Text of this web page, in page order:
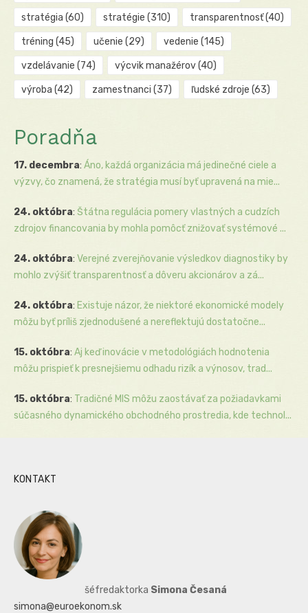
stratégia (60) stratégie (310) transparentnosť(40)
tréning (45) učenie (29) vedenie (145)
vzdelávanie (74) výcvik manažérov(40)
výroba (42) zamestnanci (37) ľudské zdroje (63)
Poradňa
17. decembra: Áno, každá organizácia má jedinečné ciele a
výzvy, čo znamená, že stratégia musí byť upravená na mie...
24. októbra: Štátna regulácia pomery vlastných a cudzích
zdrojov financovania by mohla pomôcť znižovať systémové ...
24. októbra: Verejné zverejňovanie výsledkov diagnostiky by
mohlo zvýšiť transparentnosť a dôveru akcionárov a zá...
24. októbra: Existuje názor, že niektoré ekonomické modely
môžu byť príliš zjednodušené a nereflektujú dostatočne...
15. októbra: Aj keď inovácie v metodológiách hodnotenia
môžu prispieť k presnejšiemu odhadu rizík a výnosov, trad...
15. októbra: Tradičné MIS môžu zaostávať za požiadavkami
súčasného dynamického obchodného prostredia, kde technol...
KONTAKT
šéfredaktorka Simona Česaná
simona@euroekonom.sk